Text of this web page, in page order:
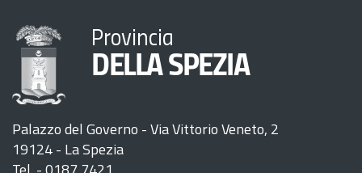
Provincia
DELLA SPEZIA
Palazzo del Governo - Via Vittorio Veneto, 2
19124 - La Spezia